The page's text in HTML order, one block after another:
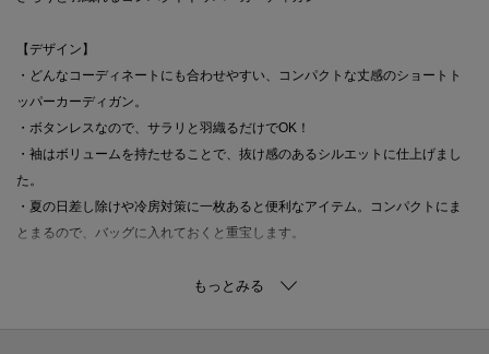
【デザイン】
・どんなコーディネートにも合わせやすい、コンパクトな丈感のショートト
ッパーカーディガン。
・ボタンレスなので、サラリと羽織るだけでOK！
・袖はボリュームを持たせることで、抜け感のあるシルエットに仕上げまし
た。
・夏の日差し除けや冷房対策に一枚あると便利なアイテム。コンパクトにま
とまるので、バッグに入れておくと重宝します。